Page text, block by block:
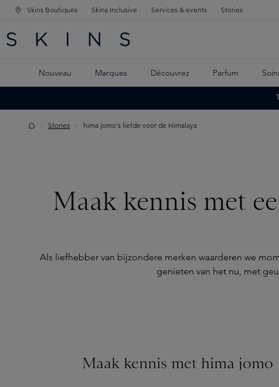
PRINCIPALE
CONTENU PRINCIPAL
Skins Boutiques Skins Inclusive Services & events Stories
Nouveau Marques Découvrez Parfum
Stories hima jomo's liefde voor de Himalaya
Maak kennis met
Als liefhebber van bijzondere merken waarderen we
genieten van het nu, met
Maak kennis met hima jomo